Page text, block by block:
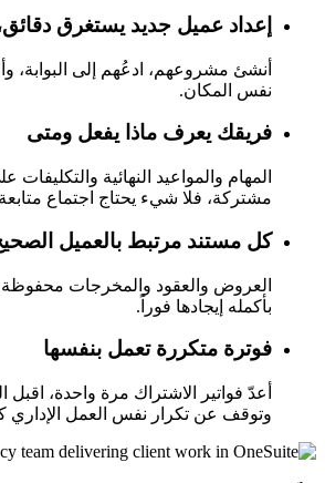
إعداد عميل جديد يستغرق
أنشئ مشروعهم، ادعُهم إلى البوابة،
نفس المكان.
فريقك يعرف ماذا يفعل ومتى
المهام والمواعيد النهائية
مشتركة، فلا شيء يحتاج اجتماع
كل مستند مرتبط بالعميل
العروض والعقود والمخرجات
بأكمله إيجادها فوراً.
فوترة متكررة تعمل بنفسها
أعدّ فواتير الاشتراك مرة واحدة، اقبل
وتوقف عن تكرار نفس العمل